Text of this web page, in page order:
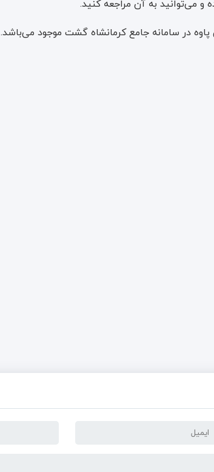
می‌توانید به آن مراجعه کنید.
در سامانه جامع کرمانشاه گشت موجود می‌باشد.